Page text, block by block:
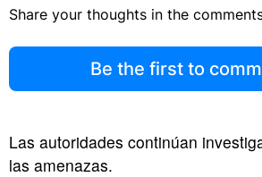
Share your thoughts in the
Be the first to
Las autoridades continúan
las amenazas.